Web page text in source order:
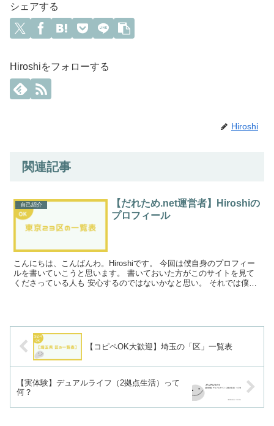
シェアする
Hiroshiをフォローする
Hiroshi
関連記事
自己紹介
【だれため.net運営者】Hiroshiの
プロフィール
こんにちは、こんばんわ。Hiroshiです。 今回は僕自身のプロフィー
ルを書いていこうと思います。 書いておいた方がこのサイトを見て
くださっている人も 安心するのではないかなと思い。 それでは僕の
【コピペOK大歓迎】埼玉の「区」一覧表
【実体験】デュアルライフ（2拠点生活）って
何？